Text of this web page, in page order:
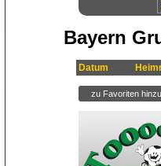
Bayern
Datum